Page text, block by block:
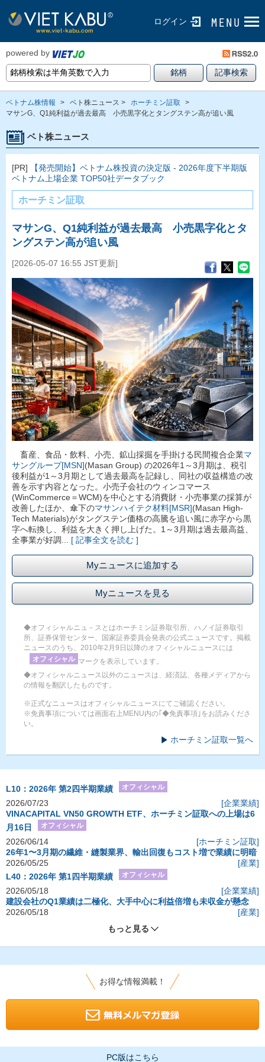
ログイン
powered by
ベトナム株情報 > ベト株ニュース > ホーチミン証取
>
マサンG、Q1純利益が過去最高 小売黒字化とタングステン高が追い風
ベト株ニュース
[PR]
【発売開始】ベトナム株投資の決定版 - 2026年度下半期版
ベトナム上場企業 TOP50社データブック
ホーチミン証取
マサンG、Q1純利益が過去最高 小売黒字化とタ
ングステン高が追い風
[2026-05-07 16:55 JST更新]
畜産、食品・飲料、小売、鉱山採掘を手掛ける民間複合企業マ
サングループ[MSN](Masan Group) の2026年1～3月期は、税引
後利益が1～3月期として過去最高を記録し、同社の収益構造の改
善を示す内容となった。小売子会社のウィンコマース
(WinCommerce＝WCM)を中心とする消費財・小売事業の採算が
改善したほか、傘下のマサンハイテク材料[MSR](Masan High-
Tech Materials)がタングステン価格の高騰を追い風に赤字から黒
字へ転換し、利益を大きく押し上げた。1～3月期は過去最高益、
全事業が好調... [ 記事全文を読む ]
Myニュースに追加する
Myニュースを見る
◆オフィシャルニュ－スとはホーチミン証券取引所、ハノイ証券取引
所、証券保管センター、国家証券委員会発表の公式ニュースです。掲載
ニュースのうち、2010年2月9日以降のオフィシャルニュースには
オフィシャル マークを表示しています。
◆オフィシャルニュース以外のニュースは、経済誌、各種メディアから
の情報を翻訳したものです。
※正式なニュースはオフィシャルニュースにてご確認ください。
※免責事項については画面右上MENU内の｢◆免責事項｣をお読みくださ
い。
ホーチミン証取一覧へ
L10：2026年 第2四半期業績 オフィシャル
2026/07/23
[企業業績]
VINACAPITAL VN50 GROWTH ETF、ホーチミン証取への上場は6
月16日
オフィシャル
2026/06/14
[ホーチミン証取]
26年1〜3月期の繊維・縫製業界、輸出回復もコスト増で業績に明暗
2026/05/25
[産業]
L40：2026年 第1四半期業績
オフィシャル
2026/05/18
[企業業績]
建設会社のQ1業績は二極化、大手中心に利益倍増も未収金が懸念
2026/05/18
[産業]
もっと見る
お得な情報満載！
PC版はこちら